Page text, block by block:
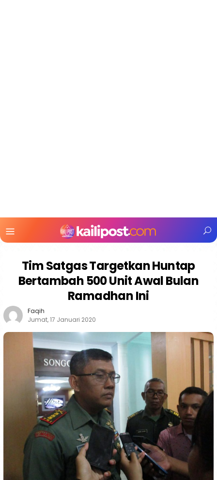
Mobile
Tim Satgas Targetkan Huntap
Bertambah 500 Unit Awal Bulan
Ramadhan Ini
Faqih
Jumat, 17 Januari 2020